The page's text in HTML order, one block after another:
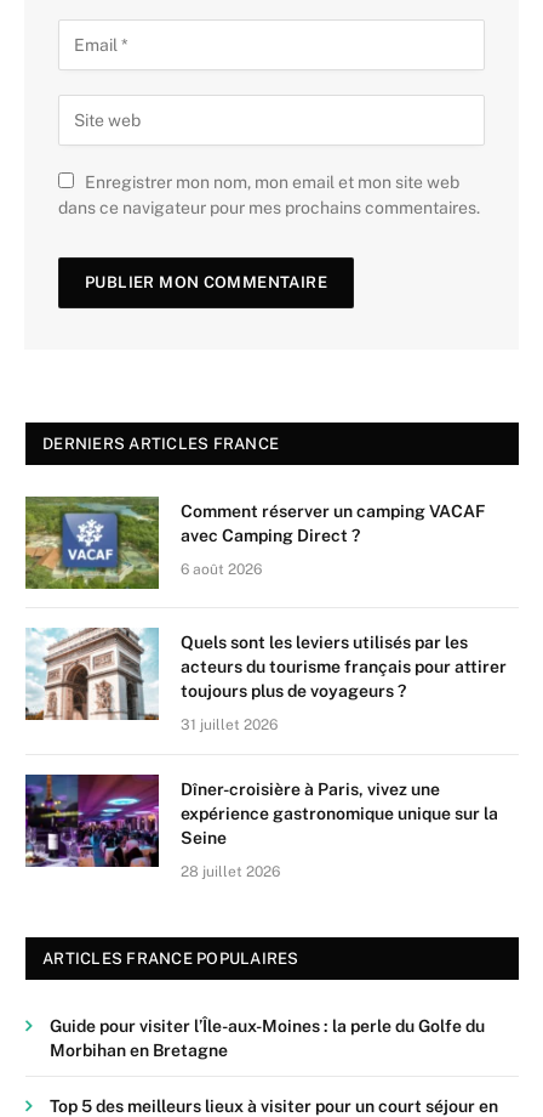
Enregistrer mon nom, mon email et mon site web
dans ce navigateur pour mes prochains commentaires.
DERNIERS ARTICLES FRANCE
Comment réserver un camping VACAF
avec Camping Direct ?
6 août 2026
Quels sont les leviers utilisés par les
acteurs du tourisme français pour attirer
toujours plus de voyageurs ?
31 juillet 2026
Dîner-croisière à Paris, vivez une
expérience gastronomique unique sur la
Seine
28 juillet 2026
ARTICLES FRANCE POPULAIRES
Guide pour visiter l’Île-aux-Moines : la perle du Golfe du
Morbihan en Bretagne
Top 5 des meilleurs lieux à visiter pour un court séjour en